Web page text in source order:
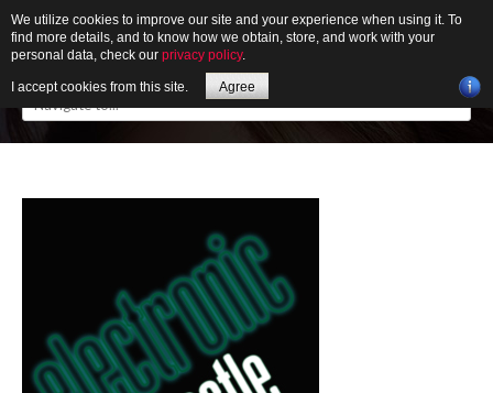
HOME
ABOUT
We utilize cookies to improve our site and your experience when using it. To
find more details, and to know how we obtain, store, and work with your
personal data, check our privacy policy.
I accept cookies from this site. Agree